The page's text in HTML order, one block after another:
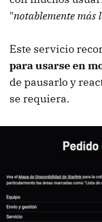
"notablemente más
Este servicio
para usarse en
de pausarlo y
se requiera.